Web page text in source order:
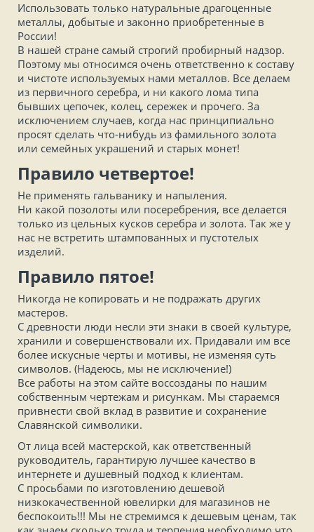
Использовать только натуральные драгоценные
металлы, добытые и законно приобретенные в
России!
В нашей стране самый строгий пробирный надзор.
Поэтому мы относимся очень ответственно к составу
и чистоте используемых нами металлов. Все делаем
из первичного серебра, и ни какого лома типа
бывших цепочек, колец, сережек и прочего. За
исключением случаев, когда нас принципиально
просят сделать что-нибудь из фамильного золота
или семейных украшений и старых монет!
Правило четвертое!
Не применять гальванику и напыления.
Ни какой позолоты или посеребрения, все делается
только из цельных кусков серебра и золота. Так же у
нас не встретить штампованных и пустотелых
изделий.
Правило пятое!
Никогда не копировать и не подражать других
мастеров.
С древности люди несли эти знаки в своей культуре,
хранили и совершенствовали их. Придавали им все
более искусные черты и мотивы, не изменяя суть
символов. (Надеюсь, мы не исключение!)
Все работы на этом сайте воссозданы по нашим
собственным чертежам и рисункам. Мы стараемся
привнести свой вклад в развитие и сохранение
Славянской символики.
От лица всей мастерской, как ответственный
руководитель, гарантирую лучшее качество в
интернете и душевный подход к клиентам.
С просьбами по изготовлению дешевой
низкокачественной ювелирки для магазинов не
беспокоить!!! Мы не стремимся к дешевым ценам, так